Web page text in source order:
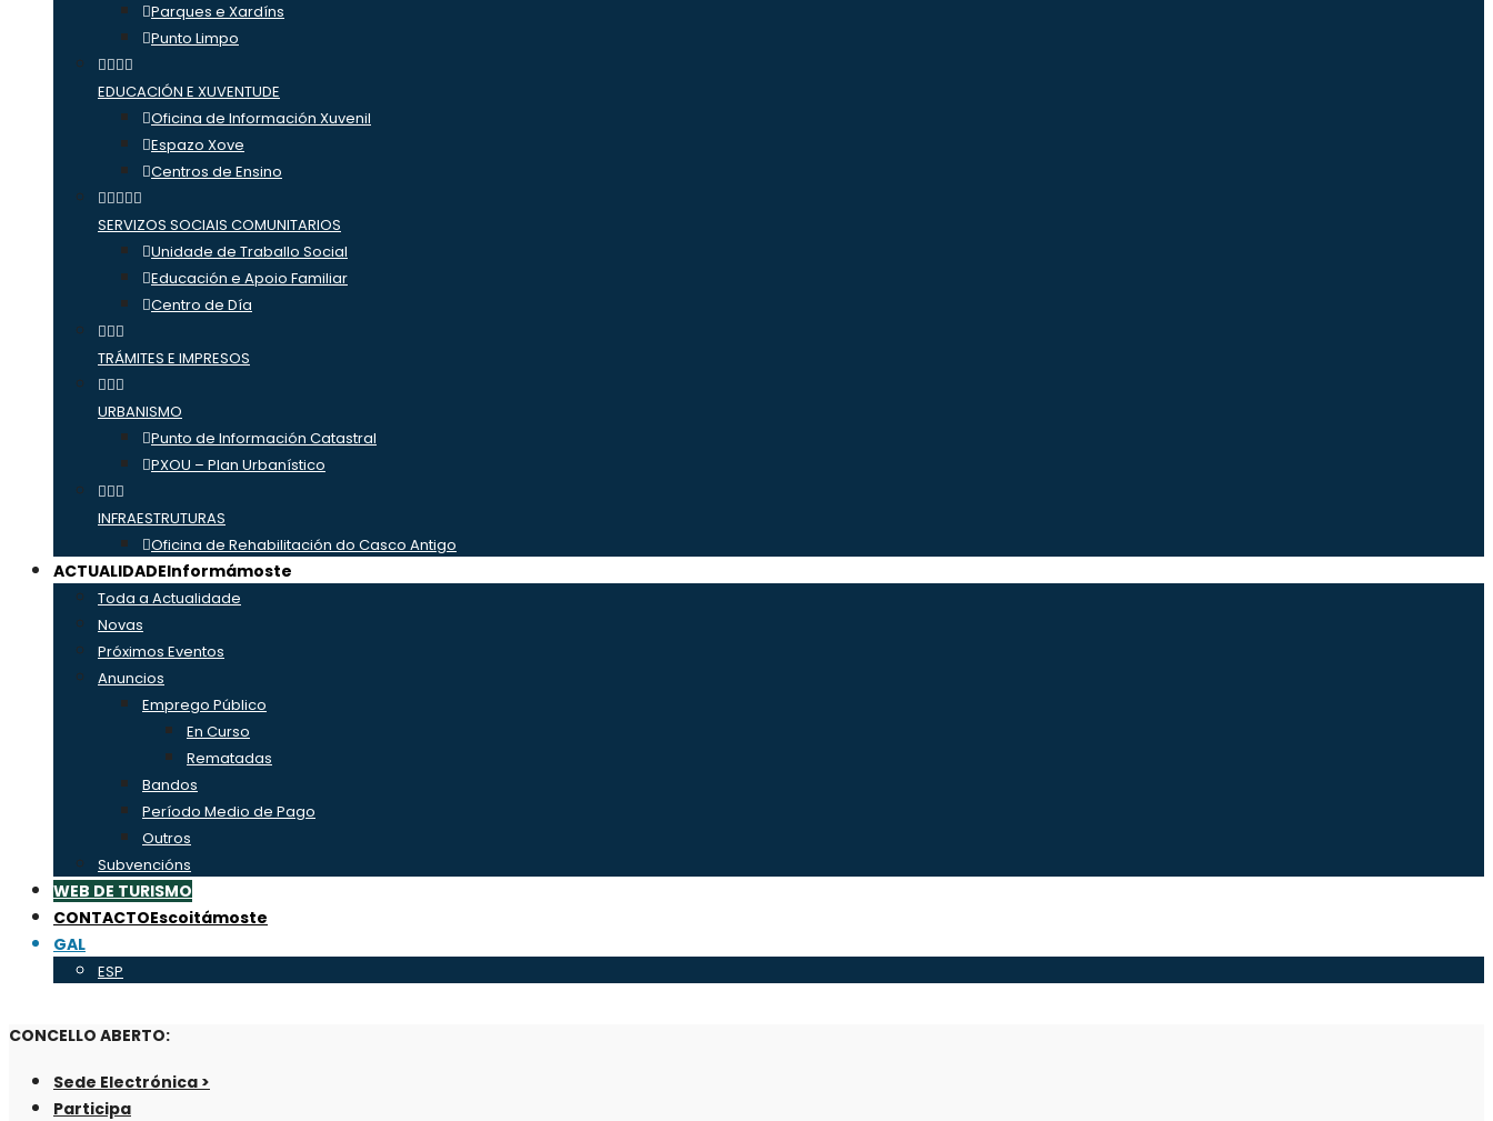
Parques e Xardíns
Punto Limpo
EDUCACIÓN E XUVENTUDE
Oficina de Información Xuvenil
Espazo Xove
Centros de Ensino
SERVIZOS SOCIAIS COMUNITARIOS
Unidade de Traballo Social
Educación e Apoio Familiar
Centro de Día
TRÁMITES E IMPRESOS
URBANISMO
Punto de Información Catastral
PXOU – Plan Urbanístico
INFRAESTRUTURAS
Oficina de Rehabilitación do Casco Antigo
ACTUALIDADEInformámoste
Toda a Actualidade
Novas
Próximos Eventos
Anuncios
Emprego Público
En Curso
Rematadas
Bandos
Período Medio de Pago
Outros
Subvencións
WEB DE TURISMO
CONTACTOEscoitámoste
GAL
ESP
CONCELLO ABERTO:
Sede Electrónica >
Participa